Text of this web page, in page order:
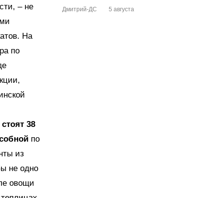
– не
На
по
38
по
из
не одно
овощи
Дмитрий-ДС 5 августа